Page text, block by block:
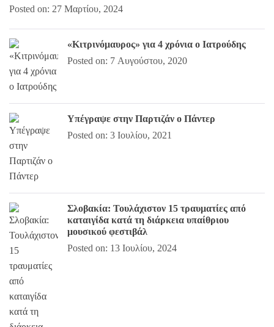
Posted on: 27 Μαρτίου, 2024
«Κιτρινόμαυρος» για 4 χρόνια ο Ιατρούδης
Posted on: 7 Αυγούστου, 2020
Υπέγραψε στην Παρτιζάν ο Πάντερ
Posted on: 3 Ιουλίου, 2021
Σλοβακία: Τουλάχιστον 15 τραυματίες από
καταιγίδα κατά τη διάρκεια υπαίθριου
μουσικού φεστιβάλ
Posted on: 13 Ιουλίου, 2024